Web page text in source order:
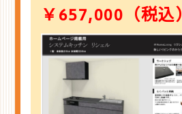
￥657,000（税込）